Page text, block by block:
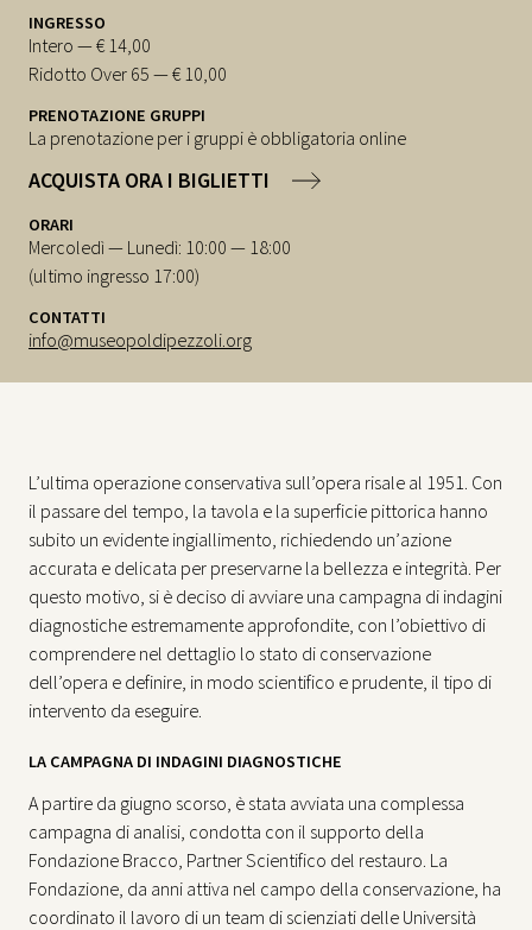
INGRESSO
Intero — € 14,00
Ridotto Over 65 — € 10,00
PRENOTAZIONE GRUPPI
La prenotazione per i gruppi è obbligatoria online
ACQUISTA ORA I BIGLIETTI
ORARI
Mercoledì — Lunedì: 10:00 — 18:00
(ultimo ingresso 17:00)
CONTATTI
info@museopoldipezzoli.org
L’ultima operazione conservativa sull’opera risale al 1951. Con
il passare del tempo, la tavola e la superficie pittorica hanno
subito un evidente ingiallimento, richiedendo un’azione
accurata e delicata per preservarne la bellezza e integrità. Per
questo motivo, si è deciso di avviare una campagna di indagini
diagnostiche estremamente approfondite, con l’obiettivo di
comprendere nel dettaglio lo stato di conservazione
dell’opera e definire, in modo scientifico e prudente, il tipo di
intervento da eseguire.
LA CAMPAGNA DI INDAGINI DIAGNOSTICHE
A partire da giugno scorso, è stata avviata una complessa
campagna di analisi, condotta con il supporto della
Fondazione Bracco, Partner Scientifico del restauro. La
Fondazione, da anni attiva nel campo della conservazione, ha
coordinato il lavoro di un team di scienziati delle Università